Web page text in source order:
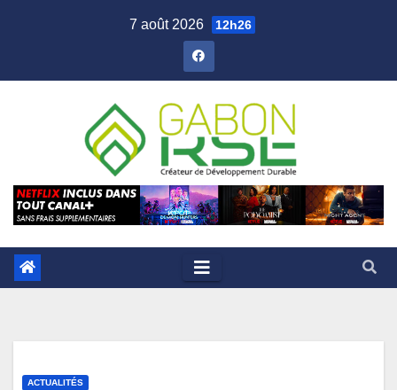
7 août 2026 12h26
ACTUALITÉS